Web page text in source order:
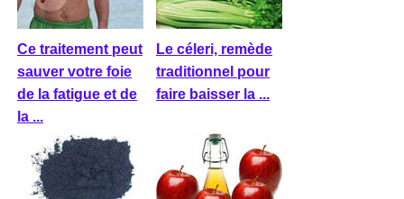
Ce traitement peut
sauver votre foie
de la fatigue et de
la ...
Le céleri, remède
traditionnel pour
faire baisser la ...